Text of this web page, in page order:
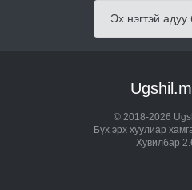
Эх нэгтэй адуу
© 2018-2026
Бүх эрх хуулиар
Хувилбар